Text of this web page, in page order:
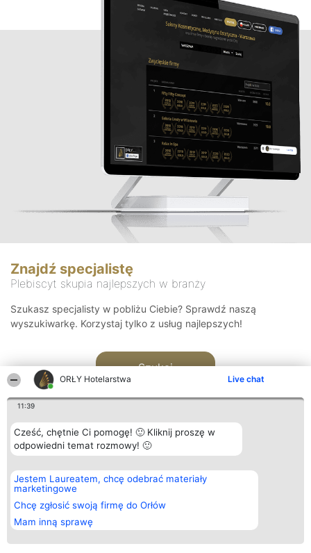
ORŁY Hotelarstwa Live chat
11:39
Cześć, chętnie Ci pomogę! 🙂 Kliknij proszę w
odpowiedni temat rozmowy! 🙂
Jestem Laureatem, chcę odebrać materiały
marketingowe
Chcę zgłosić swoją firmę do Orłów
Mam inną sprawę
Znajdź specjalistę
Plebiscyt skupia najlepszych w branży
Szukasz specjalisty w pobliżu Ciebie? Sprawdź naszą
wyszukiwarkę. Korzystaj tylko z usług najlepszych!
Szukaj
Organizator plebiscytu
Bright Side Solutions sp. z o.
o. sp. k.
ul. Ruska 22
Wrocław 50-079
KRS 0000749100 | Regon
381313360 | NIP 8943132676
Plebiscyt
Laureaci
wszystkich
Laureatów
Regulamin
Kontakt
Kontakt